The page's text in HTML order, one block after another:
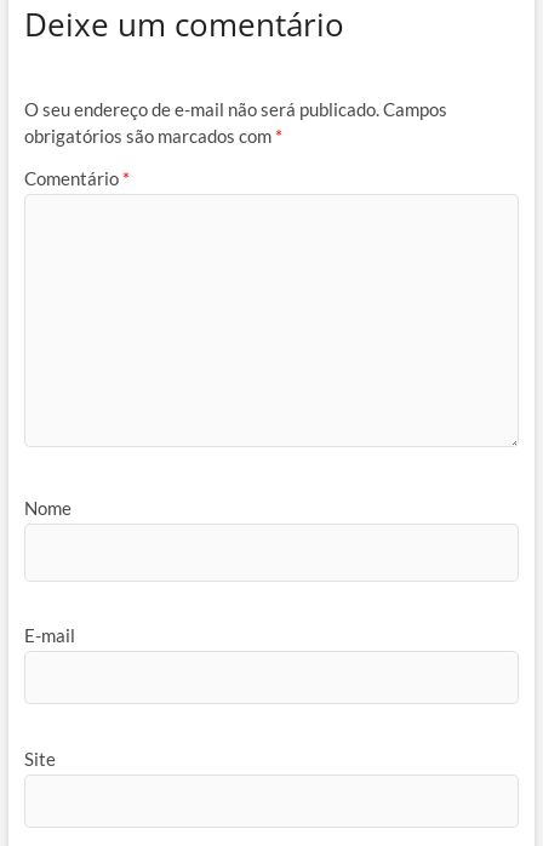
Deixe um comentário
O seu endereço de e-mail não será publicado.Campos
obrigatórios são marcados com *
Comentário *
Nome
E-mail
Site